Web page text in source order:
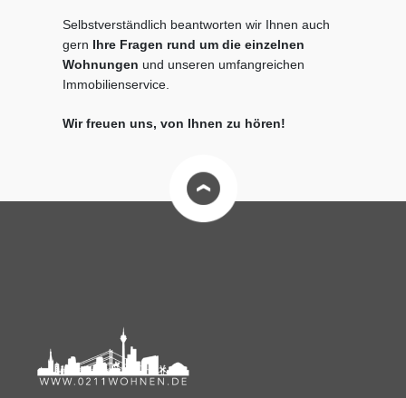
Selbstverständlich beantworten wir Ihnen auch
gern Ihre Fragen rund um die einzelnen
Wohnungen und unseren umfangreichen
Immobilienservice.
Wir freuen uns, von Ihnen zu hören!